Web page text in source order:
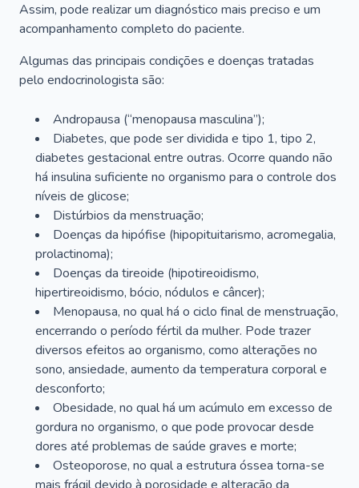
Assim, pode realizar um diagnóstico mais preciso e um
acompanhamento completo do paciente.
Algumas das principais condições e doenças tratadas
pelo endocrinologista são:
Andropausa (“menopausa masculina”);
Diabetes, que pode ser dividida e tipo 1, tipo 2,
diabetes gestacional entre outras. Ocorre quando não
há insulina suficiente no organismo para o controle dos
níveis de glicose;
Distúrbios da menstruação;
Doenças da hipófise (hipopituitarismo, acromegalia,
prolactinoma);
Doenças da tireoide (hipotireoidismo,
hipertireoidismo, bócio, nódulos e câncer);
Menopausa, no qual há o ciclo final de menstruação,
encerrando o período fértil da mulher. Pode trazer
diversos efeitos ao organismo, como alterações no
sono, ansiedade, aumento da temperatura corporal e
desconforto;
Obesidade, no qual há um acúmulo em excesso de
gordura no organismo, o que pode provocar desde
dores até problemas de saúde graves e morte;
Osteoporose, no qual a estrutura óssea torna-se